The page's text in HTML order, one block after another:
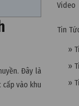
Đây là
vào khu
Video
Tin
»
»
»